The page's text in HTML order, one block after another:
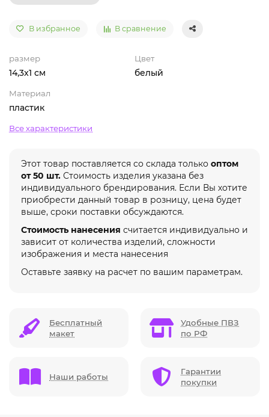
В избранное В сравнение
размер
14,3x1 см
Цвет
белый
Материал
пластик
Все характеристики
Этот товар поставляется со склада только оптом
от 50 шт. Стоимость изделия указана без
индивидуального брендирования. Если Вы хотите
приобрести данный товар в розницу, цена будет
выше, сроки поставки обсуждаются.
Стоимость нанесения считается индивидуально и
зависит от количества изделий, сложности
изображения и места нанесения
Оставьте заявку на расчет по вашим параметрам.
Бесплатный
макет
Удобные ПВЗ
по РФ
Наши работы
Гарантии
покупки